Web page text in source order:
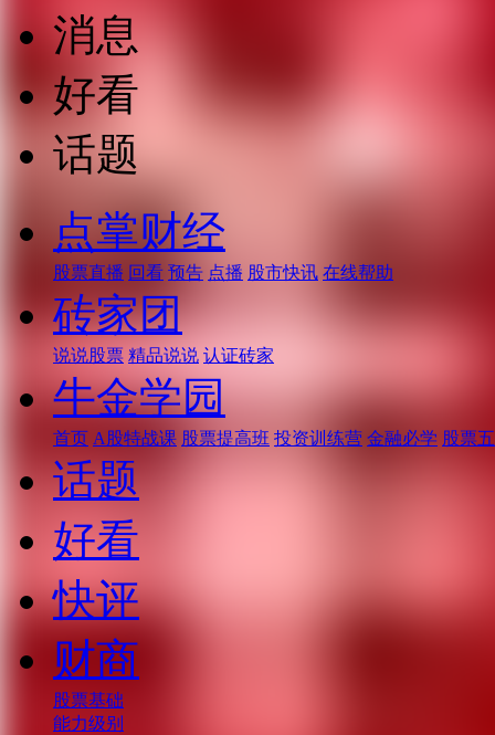
消息
好看
话题
点掌财经
股票直播 回看 预告 点播 股市快讯 在线帮助
砖家团
说说股票 精品说说 认证砖家
牛金学园
首页 A股特战课 股票提高班 投资训练营 金融必学 股票
话题
好看
快评
财商
股票基础
能力级别